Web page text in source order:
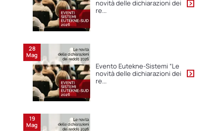
novità delle dichiarazioni dei
re...
28
Mag
Evento Eutekne-Sistemi “Le
novità delle dichiarazioni dei
re...
19
Mag